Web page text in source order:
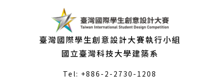
臺灣國際學生創意設計大賽執行小組
國立臺灣科技大學建築系
Tel: +886-2-2730-1208